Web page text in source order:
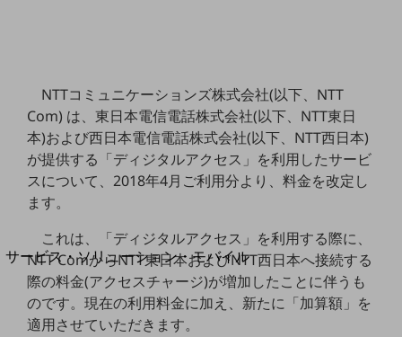
地域社会を支える皆さまと地域課題の解決や
地域経済のさらなる活性化に取り組みます
自治体・地域社会との共創
LGPF(Local Government Platform)
別ウィンドウで開きます
サービス・ソリューション・モバイル
サービス・ソリューションTOP
DXに関する課題を解決する
サービス・ソリューションをご紹介
NTTコミュニケーションズ株式会社(以下、NTT
Com) は、東日本電信電話株式会社(以下、NTT東日
本)および西日本電信電話株式会社(以下、NTT西日本)
が提供する「ディジタルアクセス」を利用したサービ
スについて、2018年4月ご利用分より、料金を改定し
ます。
これは、「ディジタルアクセス」を利用する際に、
NTT ComからNTT東日本およびNTT西日本へ接続する
際の料金(アクセスチャージ)が増加したことに伴うも
のです。現在の利用料金に加え、新たに「加算額」を
適用させていただきます。